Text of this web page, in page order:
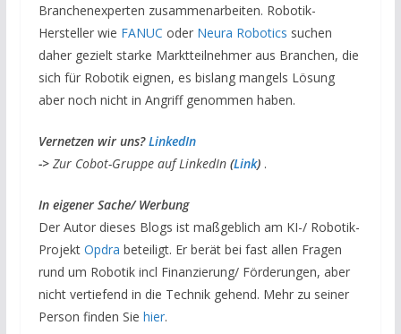
Branchenexperten zusammenarbeiten. Robotik-
Hersteller wie FANUC oder Neura Robotics suchen
daher gezielt starke Marktteilnehmer aus Branchen, die
sich für Robotik eignen, es bislang mangels Lösung
aber noch nicht in Angriff genommen haben.
Vernetzen wir uns? LinkedIn
-> Zur Cobot-Gruppe auf LinkedIn(Link) .
In eigener Sache/ Werbung
Der Autor dieses Blogs ist maßgeblich am KI-/ Robotik-
Projekt Opdra beteiligt. Er berät bei fast allen Fragen
rund um Robotik incl Finanzierung/ Förderungen, aber
nicht vertiefend in die Technik gehend. Mehr zu seiner
Person finden Sie hier.